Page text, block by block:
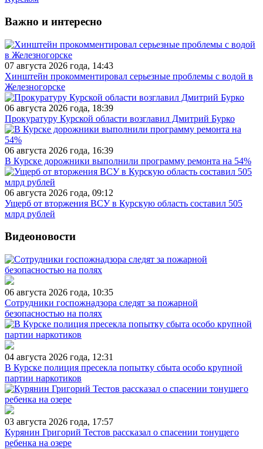
Важно и интересно
07 августа 2026 года, 14:43
Хинштейн прокомментировал серьезные проблемы с водой в
Железногорске
06 августа 2026 года, 18:39
Прокуратуру Курской области возглавил Дмитрий Бурко
06 августа 2026 года, 16:39
В Курске дорожники выполнили программу ремонта на 54%
06 августа 2026 года, 09:12
Ущерб от вторжения ВСУ в Курскую область составил 505
млрд рублей
Видеоновости
06 августа 2026 года, 10:35
Сотрудники госпожнадзора следят за пожарной
безопасностью на полях
04 августа 2026 года, 12:31
В Курске полиция пресекла попытку сбыта особо крупной
партии наркотиков
03 августа 2026 года, 17:57
Курянин Григорий Тестов рассказал о спасении тонущего
ребенка на озере